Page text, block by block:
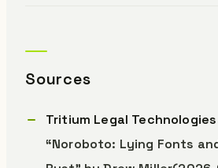
Sources
Tritium Legal
“Noroboto: Lying Fonts